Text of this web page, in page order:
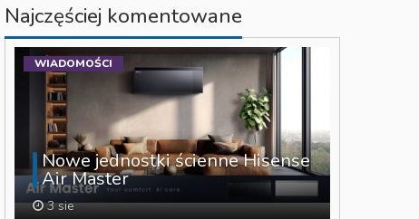
Najczęściej komentowane
Nowe jednostki ścienne Hisense
Air Master
3 sie
WIADOMOŚCI